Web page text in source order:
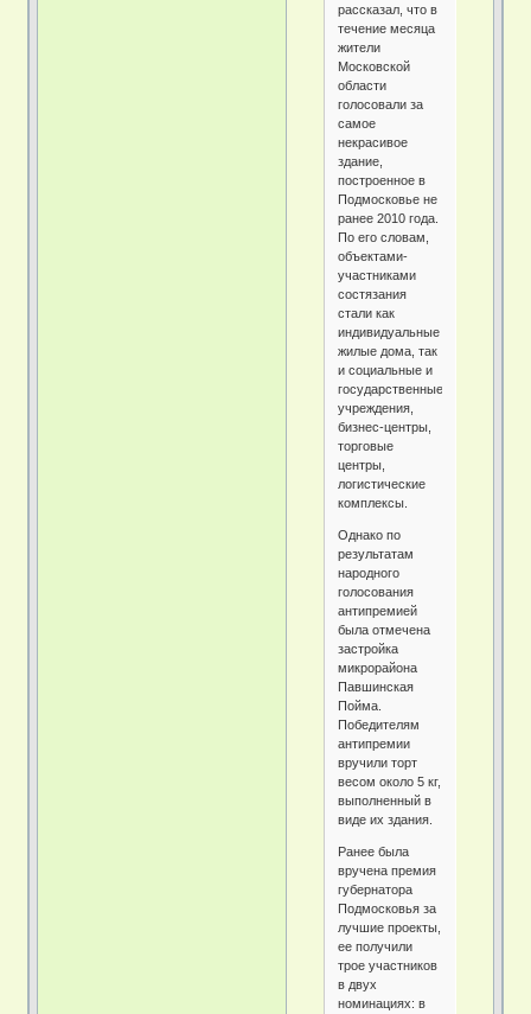
рассказал, что в
течение месяца
жители
Московской
области
голосовали за
самое
некрасивое
здание,
построенное в
Подмосковье не
ранее 2010 года.
По его словам,
объектами-
участниками
состязания
стали как
индивидуальные
жилые дома, так
и социальные и
государственные
учреждения,
бизнес-центры,
торговые
центры,
логистические
комплексы.
Однако по
результатам
народного
голосования
антипремией
была отмечена
застройка
микрорайона
Павшинская
Пойма.
Победителям
антипремии
вручили торт
весом около 5 кг,
выполненный в
виде их здания.
Ранее была
вручена премия
губернатора
Подмосковья за
лучшие проекты,
ее получили
трое участников
в двух
номинациях: в